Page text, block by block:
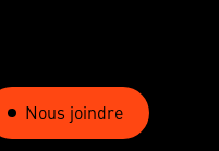
Nous joindre